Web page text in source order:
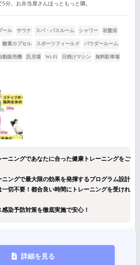
分。お弁当屋さんほっともっと隣。
ール サウナ スパ・バスルーム シャワー 岩盤浴
酸素カプセル スポーツフィールド パウダールーム
動販売機 託児場 Wi-Fi 日焼けマシン 無料駐車場
ニングであなたに合った健康トレーニングをご
ニングで最大限の効果を発揮するプログラム設計
切不要！都合良い時間にトレーニングを受けれ
染予防対策を徹底実施で安心！
詳細を見る